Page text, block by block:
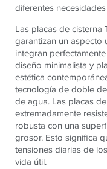
diferentes
Las placas de
garantizan un aspecto
integran
diseño minimalista y
estética
tecnología de doble
de agua. Las placas
extremadamente
robusta con una
grosor. Esto significa
tensiones diarias de
vida útil.